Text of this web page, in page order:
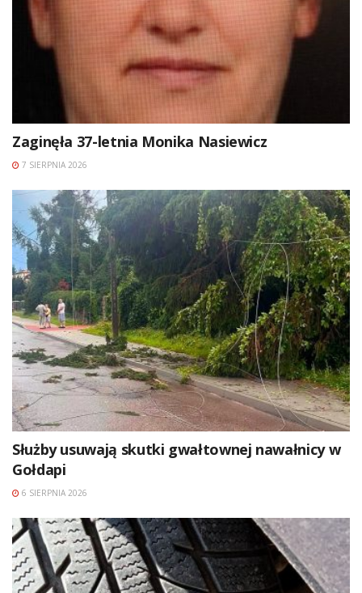
Zaginęła 37-letnia Monika Nasiewicz
7 SIERPNIA 2026
Służby usuwają skutki gwałtownej nawałnicy w
Gołdapi
6 SIERPNIA 2026